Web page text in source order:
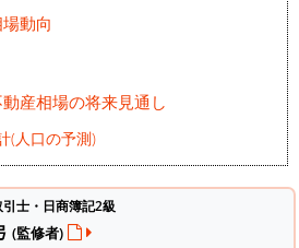
動向
産相場の将来見通し
(人口の予測)
士・日商簿記2級
(監修者)